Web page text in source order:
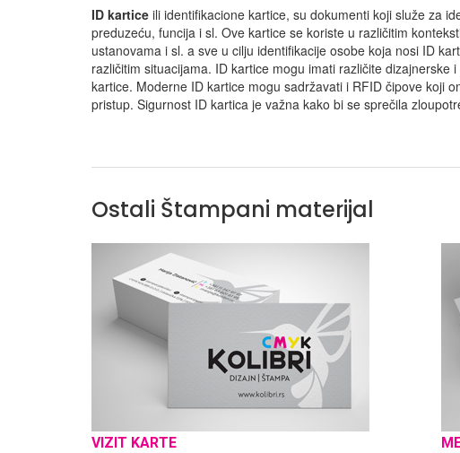
ID kartice ili identifikacione kartice, su dokumenti koji služe za
preduzeću, funcija i sl. Ove kartice se koriste u različitim
ustanovama i sl. a sve u cilju identifikacije osobe koja nosi ID
različitim situacijama. ID kartice mogu imati različite
kartice. Moderne ID kartice mogu sadržavati i RFID čipove koji
pristup. Sigurnost ID kartica je važna kako bi se sprečila
Ostali Štampani materijal
VIZIT KARTE